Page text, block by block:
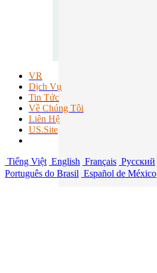
VR
Dịch Vụ
Tin Tức
Về Chúng Tôi
Liên Hệ
US.Site
Tiếng Việt English Français Русский
Português do Brasil Español de México